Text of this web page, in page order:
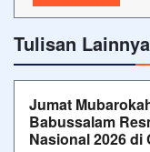
Tulisan Lainnya
Jumat
Babussalam
Nasional 2026 di